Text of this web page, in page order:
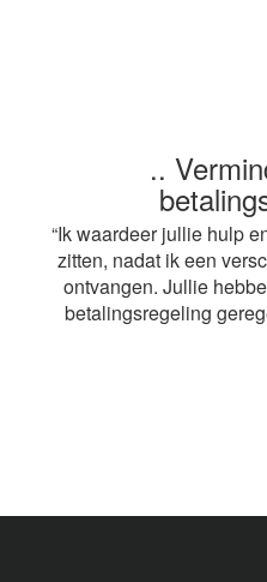
..
“ Heel erg bedankt
mijn aangifte. Op advies
gebruik gemaakt van
mag volgend jaar